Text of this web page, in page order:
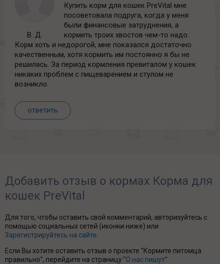
В. Д.
Купить корм для кошек PreVital мне
посоветовала подруга, когда у меня
были финансовые затруднения, а
кормить троих хвостов чем-то надо.
Корм хоть и недорогой, мне показался достаточно
качественным, хотя кормить им постоянно я бы не
решилась. За период кормления превиталом у кошек
никаких проблем с пищеварением и стулом не
возникло.
ответить
Добавить отзыв о кормах Корма для
кошек PreVital
Для того, чтобы оставить свой комментарий, авторизуйтесь с
помощью социальных сетей (иконки ниже) или
Зарегистрируйтесь на сайте
Если Вы хотите оставить отзыв о проекте "Кормите питомца
правильно", перейдите на страницу "О нас пишут".